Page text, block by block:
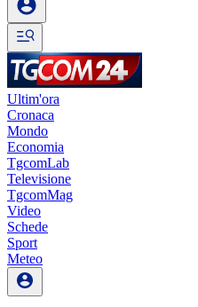
Ultim'ora
Cronaca
Mondo
Economia
TgcomLab
Televisione
TgcomMag
Video
Schede
Sport
Meteo